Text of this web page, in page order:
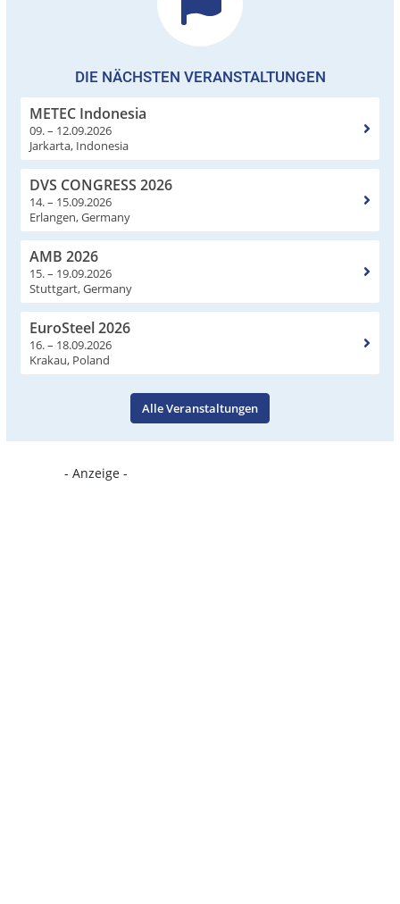
DIE NÄCHSTEN VERANSTALTUNGEN
METEC Indonesia
09. – 12.09.2026
Jarkarta, Indonesia
DVS CONGRESS 2026
14. – 15.09.2026
Erlangen, Germany
AMB 2026
15. – 19.09.2026
Stuttgart, Germany
EuroSteel 2026
16. – 18.09.2026
Krakau, Poland
Alle Veranstaltungen
- Anzeige -